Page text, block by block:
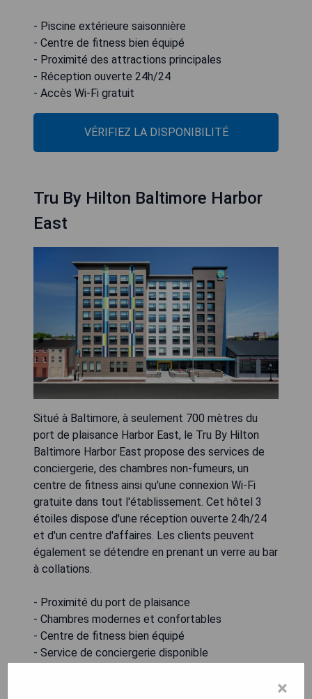
- Piscine extérieure saisonnière
- Centre de fitness bien équipé
- Proximité des attractions principales
- Réception ouverte 24h/24
- Accès Wi-Fi gratuit
VÉRIFIEZ LA DISPONIBILITÉ
Tru By Hilton Baltimore Harbor
East
Situé à Baltimore, à seulement 700 mètres du
port de plaisance Harbor East, le Tru By Hilton
Baltimore Harbor East propose des services de
conciergerie, des chambres non-fumeurs, un
centre de fitness ainsi qu'une connexion Wi-Fi
gratuite dans tout l'établissement. Cet hôtel 3
étoiles dispose d'une réception ouverte 24h/24
et d'un centre d'affaires. Les clients peuvent
également se détendre en prenant un verre au bar
à collations.
- Proximité du port de plaisance
- Chambres modernes et confortables
- Centre de fitness bien équipé
- Service de conciergerie disponible
×